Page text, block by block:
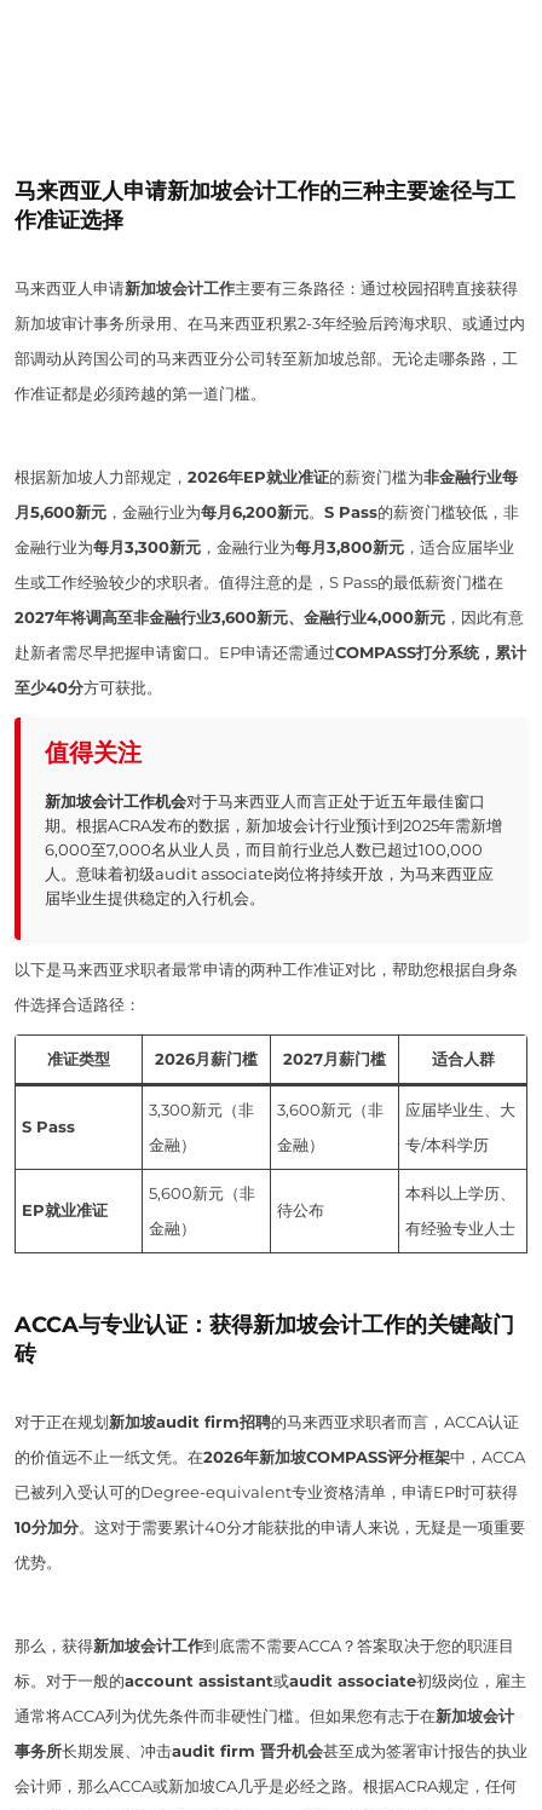
马来西亚人申请新加坡会计工作的三种主要途径与工
作准证选择
马来西亚人申请新加坡会计工作主要有三条路径：通过校园招聘直接获得
新加坡审计事务所录用、在马来西亚积累2-3年经验后跨海求职、或通过内
部调动从跨国公司的马来西亚分公司转至新加坡总部。无论走哪条路，工
作准证都是必须跨越的第一道门槛。
根据新加坡人力部规定， 2026年EP就业准证的薪资门槛为非金融行业每
月5,600新元 ，金融行业为每月6,200新元。 S Pass的薪资门槛较低，非
金融行业为每月3,300新元 ，金融行业为每月3,800新元 ，适合应届毕业
生或工作经验较少的求职者。值得注意的是，S Pass的最低薪资门槛在
2027年将调高至非金融行业3,600新元、金融行业4,000新元 ，因此有意
赴新者需尽早把握申请窗口。EP申请还需通过COMPASS打分系统，累计
至少40分方可获批。
值得关注
新加坡会计工作机会对于马来西亚人而言正处于近五年最佳窗口
期。根据ACRA发布的数据，新加坡会计行业预计到2025年需新增
6,000至7,000名从业人员，而目前行业总人数已超过100,000
人。意味着初级audit associate岗位将持续开放，为马来西亚应
届毕业生提供稳定的入行机会。
以下是马来西亚求职者最常申请的两种工作准证对比，帮助您根据自身条
件选择合适路径：
准证类型 2026月薪门槛 2027月薪门槛 适合人群
S Pass
3,300新元（非
金融）
3,600新元（非
金融）
应届毕业生、大
专/本科学历
EP就业准证
5,600新元（非
金融）
待公布
本科以上学历、
有经验专业人士
ACCA与专业认证：获得新加坡会计工作的关键敲门
砖
对于正在规划新加坡audit firm招聘的马来西亚求职者而言，ACCA认证
的价值远不止一纸文凭。在2026年新加坡COMPASS评分框架中，ACCA
已被列入受认可的Degree-equivalent专业资格清单，申请EP时可获得
10分加分。这对于需要累计40分才能获批的申请人来说，无疑是一项重要
优势。
那么，获得新加坡会计工作到底需不需要ACCA？答案取决于您的职涯目
标。对于一般的account assistant或audit associate初级岗位，雇主
通常将ACCA列为优先条件而非硬性门槛。但如果您有志于在新加坡会计
事务所长期发展、冲击audit firm 晋升机会甚至成为签署审计报告的执业
会计师，那么ACCA或新加坡CA几乎是必经之路。根据ACRA规定，任何